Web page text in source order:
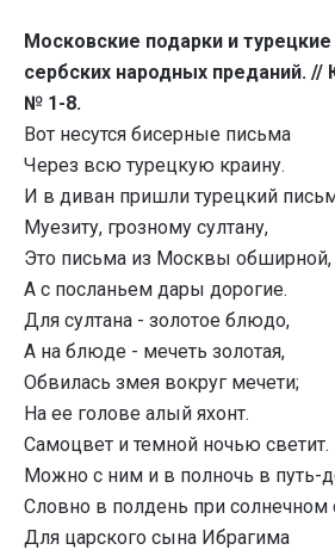
Московские подарки и
сербских народных преданий. //
№ 1-8.
Вот несутся бисерные письма
Через всю турецкую краину.
И в диван пришли турецкий
Муезиту, грозному султану,
Это письма из Москвы обширной,
А с посланьем дары дорогие.
Для султана - золотое блюдо,
А на блюде - мечеть золотая,
Обвилась змея вокруг мечети;
На ее голове алый яхонт.
Самоцвет и темной ночью светит.
Можно с ним и в полночь в путь-
Словно в полдень при солнечном
Для царского сына Ибрагима